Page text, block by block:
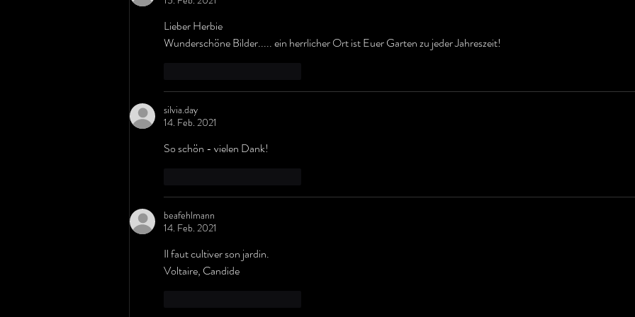
Lieber Herbie
Wunderschöne Bilder..... ein herrlicher Ort ist Euer Garten zu jeder Jahreszeit!
silvia.day
14. Feb. 2021
So schön - vielen Dank!
beafehlmann
14. Feb. 2021
Il faut cultiver son jardin.
Voltaire, Candide